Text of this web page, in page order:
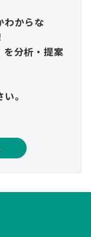
わからな
を分析・提案
。